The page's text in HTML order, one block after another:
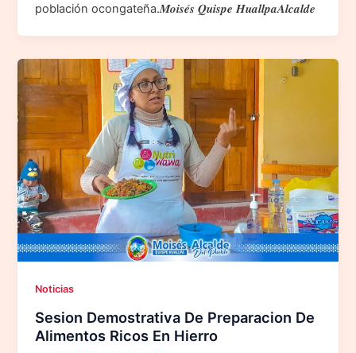
población ocongateña.𝑴𝒐𝒊𝒔𝒆́𝒔 𝑸𝒖𝒊𝒔𝒑𝒆 𝑯𝒖𝒂𝒍𝒍𝒑𝒂𝑨𝒍𝒄𝒂𝒍𝒅𝒆
Noticias
Sesion Demostrativa De Preparacion De
Alimentos Ricos En Hierro